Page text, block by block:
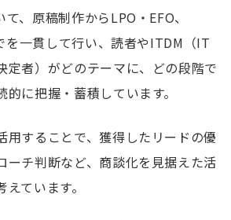
、原稿制作からLPO・EFO、
を一貫して行い、読者やITDM（IT
定者）がどのテーマに、どの段階で
に把握・蓄積しています。
用することで、獲得したリードの優
ーチ判断など、商談化を見据えた活
ています。